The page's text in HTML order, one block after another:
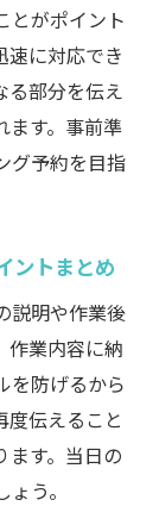
すべき重
ーニング
すべきサ
ニングの
リーニン
高めるチ
とがポイント
速に対応でき
る部分を伝え
ます。事前準
グ予約を目指
ントまとめ
説明や作業後
作業内容に納
を防げるから
度伝えること
ます。当日の
う。